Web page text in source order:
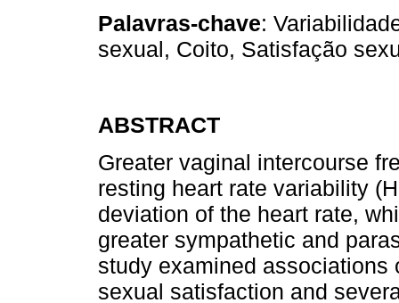
Palavras-chave:
sexual, Coito, Satisfação
ABSTRACT
Greater vaginal intercourse
resting heart rate variability
deviation of the heart rate,
greater sympathetic and
study examined associations
sexual satisfaction and